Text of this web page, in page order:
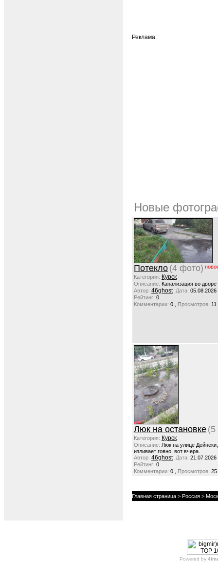
Реклама:
Новые
Потекло (4 фото)
Категория: Курск
Описание: Канализация во
Автор: 46ghost Дата: 05.08.2026
Рейтинг: 0
Комментарии: 0 , Просмотров: 11
Люк на остановке (5
Категория: Курск
Описание: Люк на улице
изливает говно, вот вчера.
Автор: 46ghost Дата: 21.07.2026
Рейтинг: 0
Комментарии: 0 , Просмотров: 25
Главная страница > Россия >
Powered by